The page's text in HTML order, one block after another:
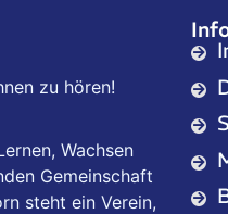
zu hören!
Wachsen
Gemeinschaft
steht ein Verein,